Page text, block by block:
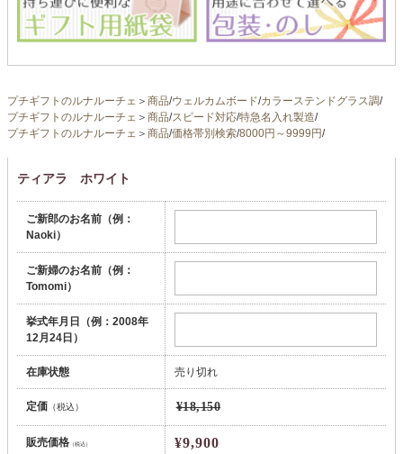
プチギフトのルナルーチェ ＞ 商品/ウェルカムボード/カラーステンドグラス調/
プチギフトのルナルーチェ ＞ 商品/スピード対応/特急名入れ製造/
プチギフトのルナルーチェ ＞ 商品/価格帯別検索/8000円～9999円/
ティアラ ホワイト
ご新郎のお名前（例：
Naoki）
ご新婦のお名前（例：
Tomomi）
挙式年月日（例：2008年
12月24日）
在庫状態 売り切れ
定価（税込） ¥18,150
販売価格（税込） ¥9,900